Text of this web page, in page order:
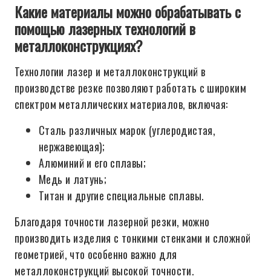
Какие материалы можно обрабатывать с
помощью лазерных технологий в
металлоконструкциях?
Технологии лазер и металлоконструкций в
производстве резке позволяют работать с широким
спектром металлических материалов, включая:
Сталь различных марок (углеродистая,
нержавеющая);
Алюминий и его сплавы;
Медь и латунь;
Титан и другие специальные сплавы.
Благодаря точности лазерной резки, можно
производить изделия с тонкими стенками и сложной
геометрией, что особенно важно для
металлоконструкций высокой точности.